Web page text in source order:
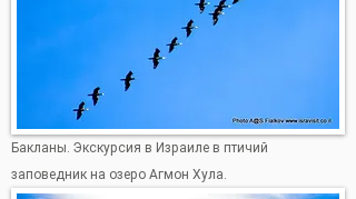
Бакланы. Экскурсия в Израиле в птичий
заповедник на озеро Агмон Хула.